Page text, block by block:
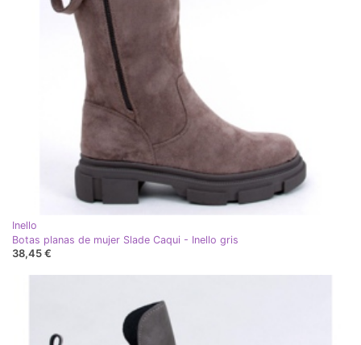
Inello
Botas planas de mujer Slade Caqui - Inello gris
38,45 €